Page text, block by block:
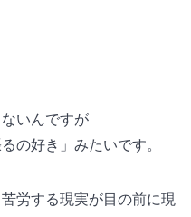
いんですが
の好き」みたいです。
労する現実が目の前に現